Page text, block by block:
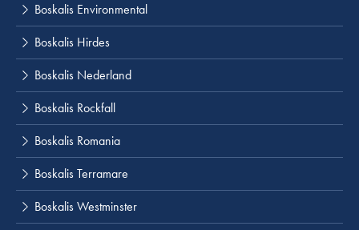
Boskalis Environmental
Boskalis Hirdes
Boskalis Nederland
Boskalis Rockfall
Boskalis Romania
Boskalis Terramare
Boskalis Westminster